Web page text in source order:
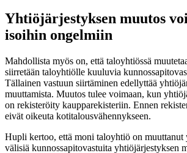
Yhtiöjärjestyksen muutos
isoihin ongelmiin
Mahdollista myös on, että taloyhtiössä
siirretään taloyhtiölle kuuluvia
Tällainen vastuun siirtäminen edellyttää
muuttamista. Muutos tulee voimaan, kun
on rekisteröity kaupparekisteriin. Ennen
eivät oikeuta kotitalousvähennykseen.
Hupli kertoo, että moni taloyhtiö on muuttanut
välisiä kunnossapitovastuita yhtiöjärjestyksen